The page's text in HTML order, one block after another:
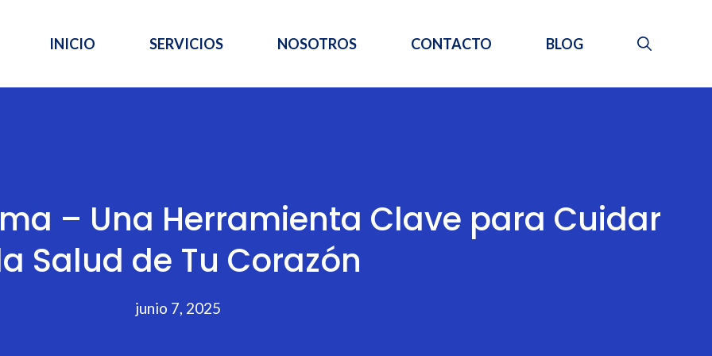
INICIO SERVICIOS NOSOTROS CONTACTO BLOG
– Una Herramienta Clave para Cuidar
Salud de Tu Corazón
junio 7, 2025